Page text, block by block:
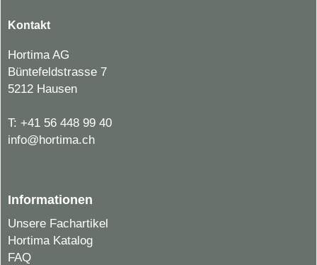
Kontakt
Hortima AG
Büntefeldstrasse 7
5212 Hausen
T: +41 56 448 99 40
info@hortima.ch
Informationen
Unsere Fachartikel
Hortima Katalog
FAQ